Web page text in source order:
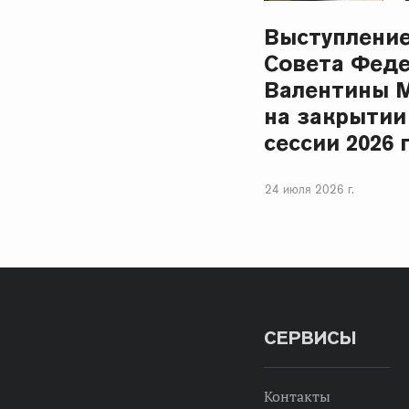
Совета
Валентины
на
сессии 2026
24 июля 2026 г.
СЕРВИСЫ
Контакты